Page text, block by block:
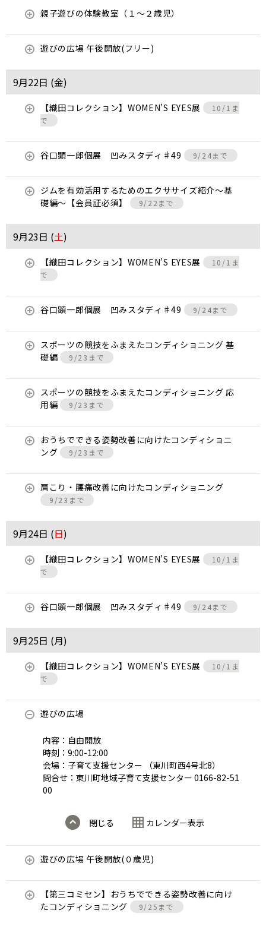
親子遊びの体験教室（１～２歳児）
遊びの広場 午後開放(フリー)
9月22日 (金)
【織田コレクション】WOMEN’S EYES展
10/1ま
で
谷口顕一郎個展 凹みスタディ♯49 9/24まで
ジムを有効活用するためのエクササイズ紹介〜基
礎編〜【会員証必須】
9/22まで
9月23日 (土)
【織田コレクション】WOMEN’S EYES展
10/1ま
で
谷口顕一郎個展 凹みスタディ♯49 9/24まで
スポーツの競技をふまえたコンディショニング 基
礎編
9/23まで
スポーツの競技をふまえたコンディショニング 応
用編
9/23まで
おうちでできる姿勢改善に向けたコンディショニ
ング
9/23まで
肩こり・腰痛改善に向けたコンディショニング
9/23まで
9月24日 (日)
【織田コレクション】WOMEN’S EYES展
10/1ま
で
谷口顕一郎個展 凹みスタディ♯49 9/24まで
9月25日 (月)
【織田コレクション】WOMEN’S EYES展
10/1ま
で
遊びの広場
内容：自由開放
時刻：9:00-12:00
会場：子育て支援センター （東川町西4号北8）
問合せ：東川町地域子育て支援センター 0166-82-51
00
閉じる カレンダー表示
遊びの広場 午後開放(０歳児)
【第三コミセン】おうちでできる姿勢改善に向け
たコンディショニング
9/25まで